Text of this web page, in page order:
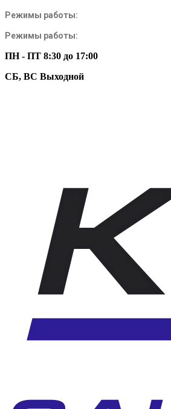
Режимы работы:
Режимы работы:
ПН - ПТ 8:30 до 17:00
СБ, ВС Выходной